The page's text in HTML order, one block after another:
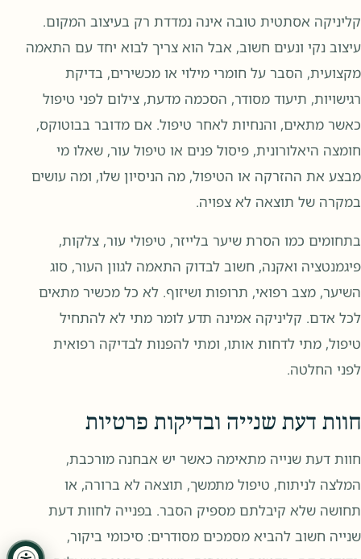
קליניקה אסתטית טובה אינה נמדדת רק בעיצוב המקום.
עיצוב נקי ונעים חשוב, אבל הוא צריך לבוא יחד עם התאמה
מקצועית, הסבר על חומרי מילוי או מכשירים, בדיקת
רגישויות, תיעוד מסודר, הסכמה מדעת, צילום לפני טיפול
כאשר מתאים, והנחיות לאחר טיפול. אם מדובר בבוטוקס,
חומצה היאלורונית, פיסול פנים או טיפול עור, שאלו מי
מבצע את ההזרקה או הטיפול, מה הניסיון שלו, ומה עושים
במקרה של תוצאה לא צפויה.
בתחומים כמו הסרת שיער בלייזר, טיפולי עור, צלקות,
פיגמנטציה ואקנה, חשוב לבדוק התאמה לגוון העור, סוג
השיער, מצב רפואי, תרופות ושיזוף. לא כל מכשיר מתאים
לכל אדם. קליניקה אמינה תדע לומר מתי לא להתחיל
טיפול, מתי לדחות אותו, ומתי להפנות לבדיקה רפואית
לפני החלטה.
חוות דעת שנייה ובדיקות פרטיות
חוות דעת שנייה מתאימה כאשר יש אבחנה מורכבת,
המלצה לניתוח, טיפול מתמשך, תוצאה לא ברורה, או
תחושה שלא קיבלתם מספיק הסבר. בפנייה לחוות דעת
שנייה חשוב להביא מסמכים מסודרים: סיכומי ביקור,